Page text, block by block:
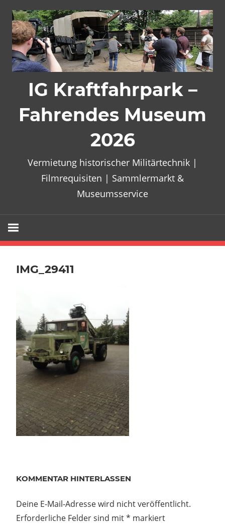
Inhalt
springen
IG Kraftfahrpark –
Fahrendes Museum
2026
Vermietung historischer Militärtechnik |
Filmrequisiten | Sammlermarkt &
Museumsservice
IMG_29411
KOMMENTAR HINTERLASSEN
Deine E-Mail-Adresse wird nicht veröffentlicht.
Erforderliche Felder sind mit* markiert